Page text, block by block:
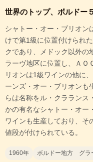
世界のトップ、ボルドー
シャトー・オー・ブリオン
けで第1級に位置付けられ
クであり、メドック以外の
ラーヴ地区に位置し、ＡＯ
リオンは1級ワインの他に
ーンズ・オー・ブリオンも
らは名称をル・クラランス
かの有名なシャトー・オー
ワインも生産しており、そ
値段が付けられている。
1960年 ボルドー地方 グラ